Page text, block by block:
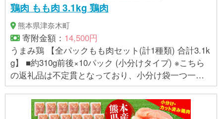
鶏肉 もも肉 3.1kg 鶏肉
熊本県津奈木町
寄附金額： 14,500円
うまみ鶏 【全パックもも肉セット(計1種類) 合計3.1k
g】 ■約310g前後×10パック (小分けタイプ) ※こちら
の返礼品は不定貫となっており、小分け袋一つ一つ
に重量差がございます。 【全パックもも肉セット(計
1種類) 合計3.1kg】は、10パックで合計重量3.1kgで
のお届けです。